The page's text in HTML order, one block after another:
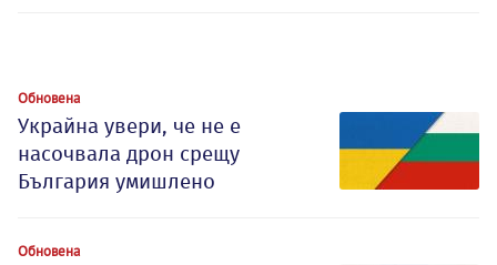
Обновена
Украйна увери, че не е
насочвала дрон срещу
България умишлено
Обновена